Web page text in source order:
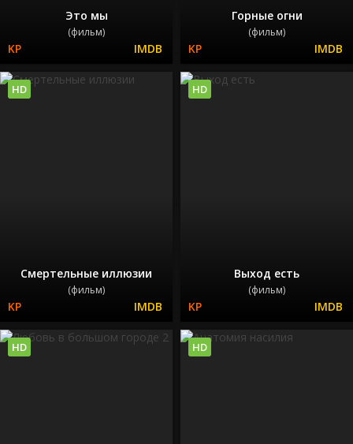
Это мы
(фильм)
Горные огни
(фильм)
Смертельные иллюзии
(фильм)
HD
Выход есть
(фильм)
HD
HD HD